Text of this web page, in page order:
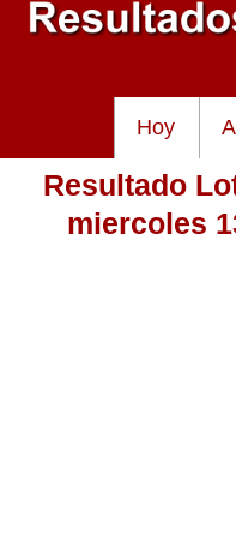
Hoy
Baloto
Resultado
miercoles